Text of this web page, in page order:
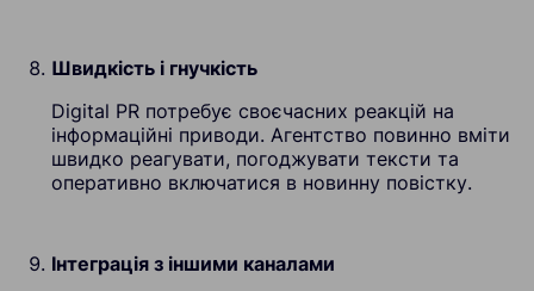
Швидкість і гнучкість
Digital PR потребує своєчасних реакцій на
інформаційні приводи. Агентство повинно вміти
швидко реагувати, погоджувати тексти та
оперативно включатися в новинну повістку.
Інтеграція з іншими каналами